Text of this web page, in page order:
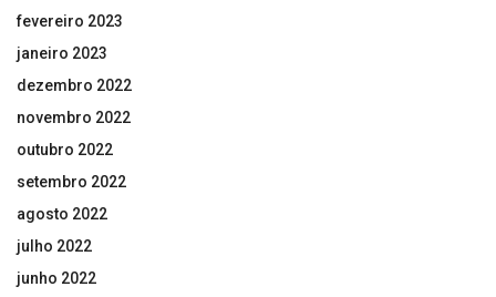
fevereiro 2023
janeiro 2023
dezembro 2022
novembro 2022
outubro 2022
setembro 2022
agosto 2022
julho 2022
junho 2022